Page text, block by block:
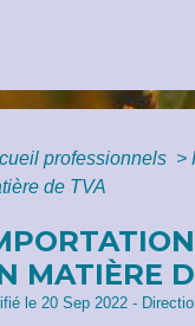
professionnels >
de TVA
MATIÈRE
le 20 Sep 2022 -